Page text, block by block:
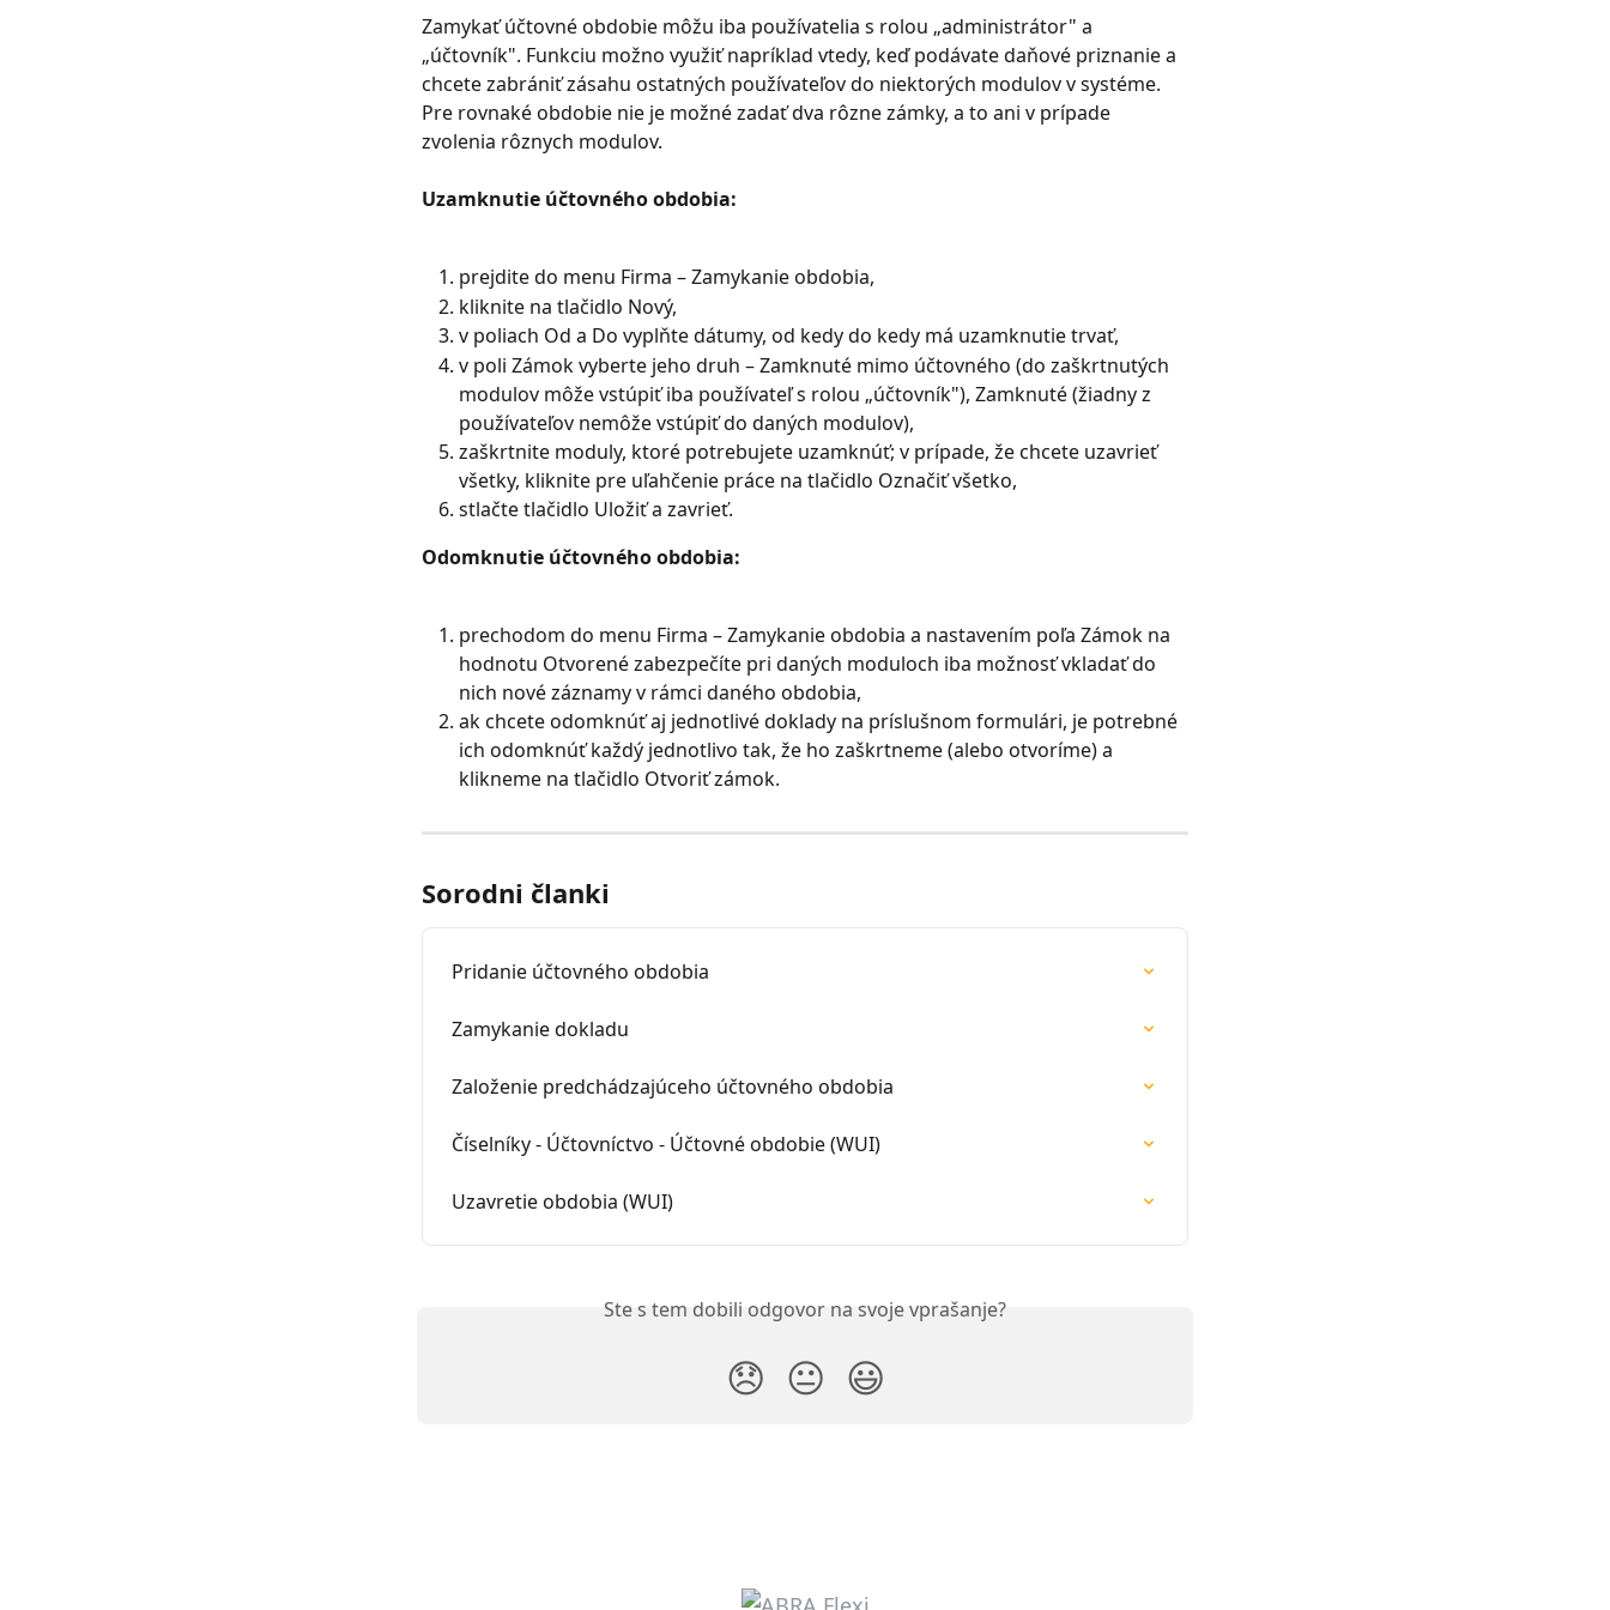
Zamykať účtovné obdobie môžu iba používatelia s rolou „administrátor" a
„účtovník". Funkciu možno využiť napríklad vtedy, keď podávate daňové priznanie a
chcete zabrániť zásahu ostatných používateľov do niektorých modulov v systéme.
Pre rovnaké obdobie nie je možné zadať dva rôzne zámky, a to ani v prípade
zvolenia rôznych modulov.
Uzamknutie účtovného obdobia:
prejdite do menu Firma – Zamykanie obdobia,
kliknite na tlačidlo Nový,
v poliach Od a Do vyplňte dátumy, od kedy do kedy má uzamknutie trvať,
v poli Zámok vyberte jeho druh – Zamknuté mimo účtovného (do zaškrtnutých
modulov môže vstúpiť iba používateľ s rolou „účtovník"), Zamknuté (žiadny z
používateľov nemôže vstúpiť do daných modulov),
zaškrtnite moduly, ktoré potrebujete uzamknúť; v prípade, že chcete uzavrieť
všetky, kliknite pre uľahčenie práce na tlačidlo Označiť všetko,
stlačte tlačidlo Uložiť a zavrieť.
Odomknutie účtovného obdobia:
prechodom do menu Firma – Zamykanie obdobia a nastavením poľa Zámok na
hodnotu Otvorené zabezpečíte pri daných moduloch iba možnosť vkladať do
nich nové záznamy v rámci daného obdobia,
ak chcete odomknúť aj jednotlivé doklady na príslušnom formulári, je potrebné
ich odomknúť každý jednotlivo tak, že ho zaškrtneme (alebo otvoríme) a
klikneme na tlačidlo Otvoriť zámok.
Sorodni članki
Pridanie účtovného obdobia
Zamykanie dokladu
Založenie predchádzajúceho účtovného obdobia
Číselníky - Účtovníctvo - Účtovné obdobie (WUI)
Uzavretie obdobia (WUI)
Ste s tem dobili odgovor na svoje vprašanje?
😞 😐 😃